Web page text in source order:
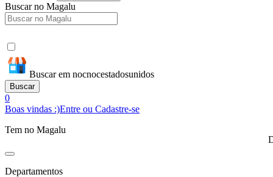
Buscar no Magalu
Buscar em nocnocestadosunidos
Buscar
0
Boas vindas :)Entre ou Cadastre-se
Tem no Magalu
Departamentos